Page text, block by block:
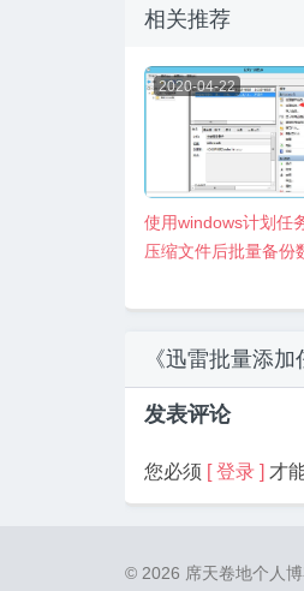
相关推荐
2020-04-22
使用windows计划任
压缩文件后批量备份
《迅雷批量添
发表评论
您必须 [ 登录 ] 才
© 2026 席天卷地个人